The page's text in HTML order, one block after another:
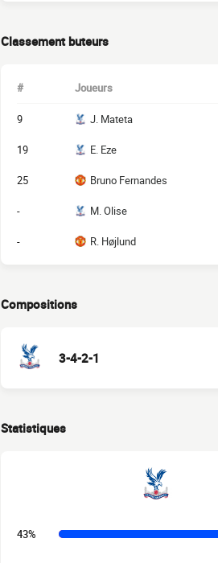
Classement buteurs
# Joueurs
9 J. Mateta
19 E. Eze
25 Bruno Fernandes
- M. Olise
- R. Højlund
Compositions
3-4-2-1
Statistiques
43%